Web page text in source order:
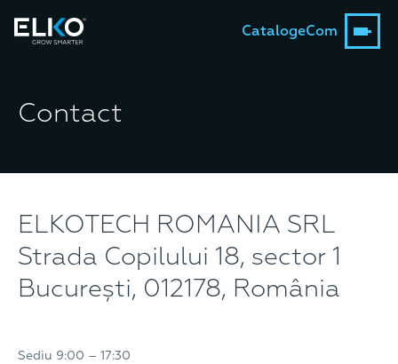
CatalogeCom
Contact
ELKOTECH ROMANIA SRL
Strada Copilului 18, sector 1
București, 012178, România
Sediu 9:00 – 17:30